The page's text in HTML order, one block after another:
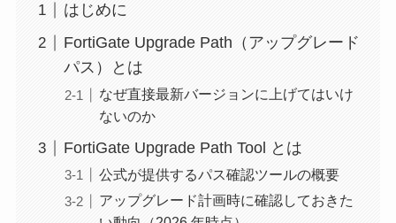
はじめに
FortiGate Upgrade Path（アップグレード
パス）とは
なぜ直接最新バージョンに上げてはいけ
ないのか
FortiGate Upgrade Path Tool とは
公式が提供するパス確認ツールの概要
アップグレード計画時に確認しておきた